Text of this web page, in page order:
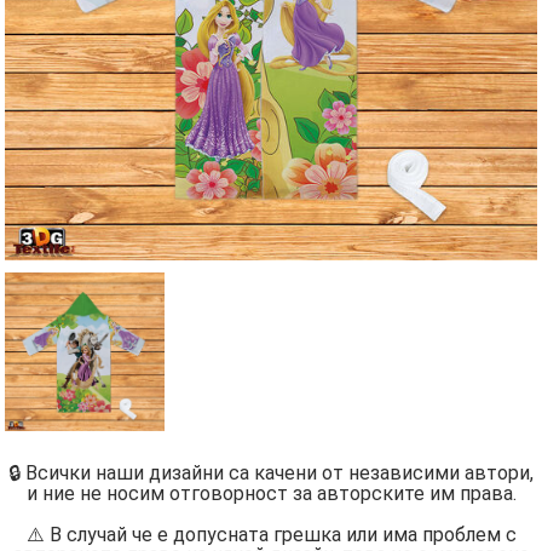
🔒 Всички наши дизайни са качени от независими автори,
и ние не носим отговорност за авторските им права.
⚠️ В случай че е допусната грешка или има проблем с